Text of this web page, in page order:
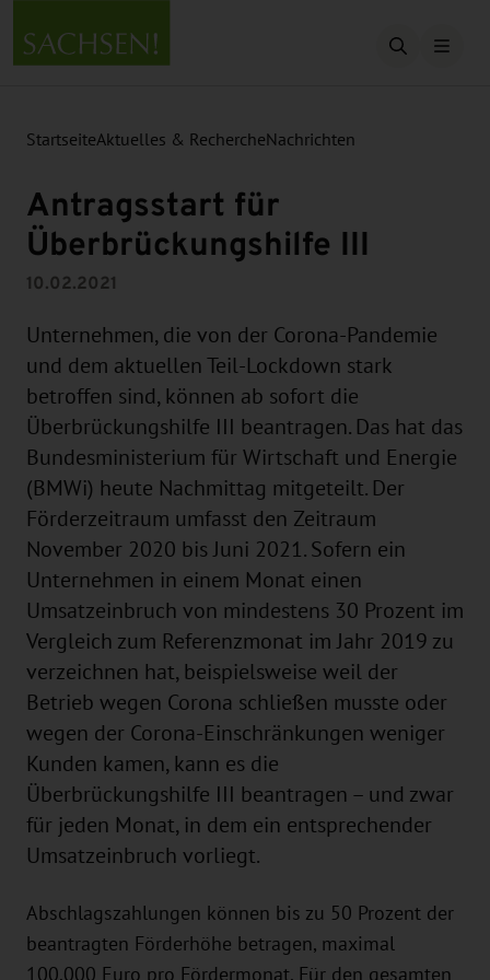
Suche
StartseiteAktuelles & RechercheNachrichten
Antragsstart für
Überbrückungshilfe III
10.02.2021
Unternehmen, die von der Corona-Pandemie
und dem aktuellen Teil-Lockdown stark
betroffen sind, können ab sofort die
Überbrückungshilfe III beantragen. Das hat das
Bundesministerium für Wirtschaft und Energie
(BMWi) heute Nachmittag mitgeteilt. Der
Förderzeitraum umfasst den Zeitraum
November 2020 bis Juni 2021. Sofern ein
Unternehmen in einem Monat einen
Umsatzeinbruch von mindestens 30 Prozent im
Vergleich zum Referenzmonat im Jahr 2019 zu
verzeichnen hat, beispielsweise weil der
Betrieb wegen Corona schließen musste oder
wegen der Corona-Einschränkungen weniger
Kunden kamen, kann es die
Überbrückungshilfe III beantragen – und zwar
für jeden Monat, in dem ein entsprechender
Umsatzeinbruch vorliegt.
Abschlagszahlungen können bis zu 50 Prozent der
beantragten Förderhöhe betragen, maximal
100.000 Euro pro Fördermonat. Für den gesamten